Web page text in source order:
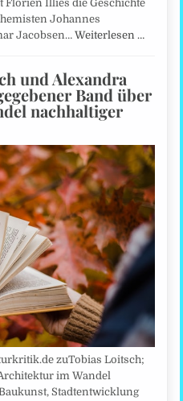
Florien Illies die Geschichte
Johannes
Jacobsen…Weiterlesen …
und Alexandra
Band über
nachhaltiger
zuTobias Loitsch;
im Wandel
Stadtentwicklung